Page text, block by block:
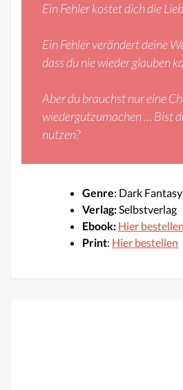
Ein Fehler kostet dich die
Ein Fehler verändert deine
dass du nie wieder glauben
Aber du brauchst nur eine
wiedergutzumachen … Bist
nutzen?
Genre: Dark Fantasy
Verlag:Selbstverlag
Ebook: Hier bestellen
Print: Hier bestellen